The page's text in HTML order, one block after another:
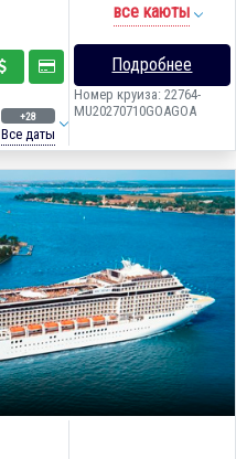
+28
Все даты
все каюты
Подробнее
Номер круиза: 22764-
MU20270710GOAGOA